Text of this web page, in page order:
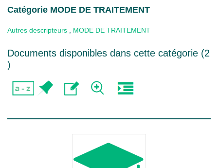
Catégorie MODE DE TRAITEMENT
Autres descripteurs MODE DE TRAITEMENT
Documents disponibles dans cette catégorie (2
)